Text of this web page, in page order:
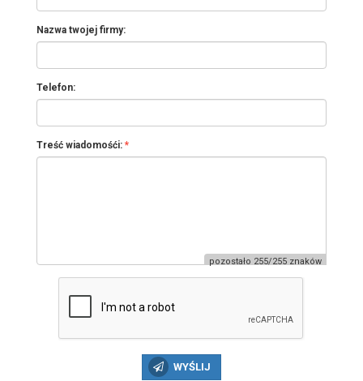
Nazwa twojej firmy:
Telefon:
Treść wiadomośći:
WYŚLIJ
pozostało 255/255 znaków